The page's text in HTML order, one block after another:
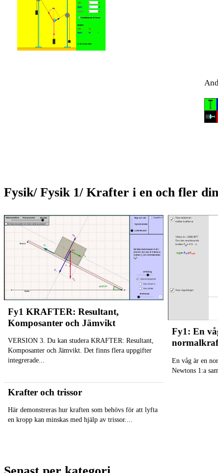
Fysik/ Fysik 1/ Krafter i en och fler
Fy1 KRAFTER: Resultant,
Komposanter och Jämvikt
VERSION 3. Du kan studera KRAFTER: Resultant,
Komposanter och Jämvikt. Det finns flera uppgifter
integrerade...
Fy1: En
En våg är en
Newtons 1:a
Krafter och trissor
Här demonstreras hur kraften som behövs för att lyfta
en kropp kan minskas med hjälp av trissor....